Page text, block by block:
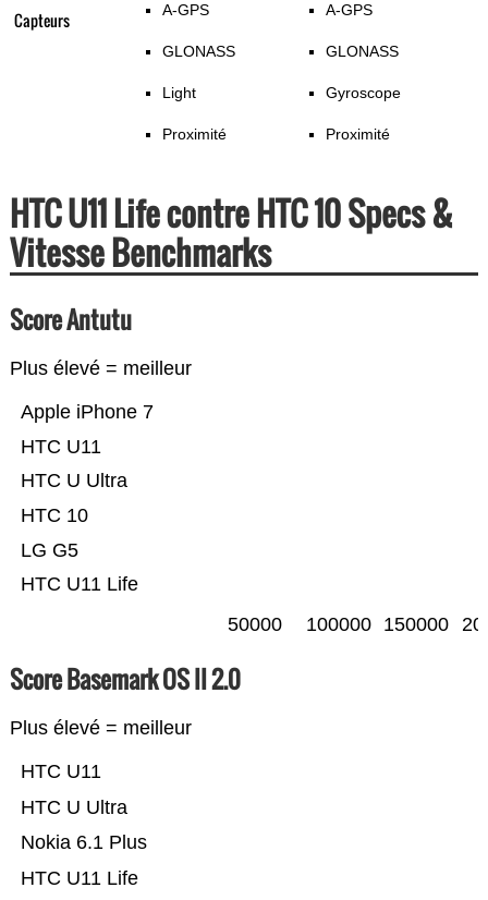
Capteurs A-GPS
GLONASS
Light
Proximité
A-GPS
GLONASS
Gyroscope
Proximité
HTC U11 Life contre HTC 10 Specs &
Vitesse Benchmarks
Score Antutu
Plus élevé = meilleur
HTC U11 Life
LG G5
HTC 10
HTC U Ultra
HTC U11
Apple iPhone 7
50000 100000 150000
Score Basemark OS II 2.0
Plus élevé = meilleur
HTC U11 Life
Nokia 6.1 Plus
HTC U Ultra
HTC U11